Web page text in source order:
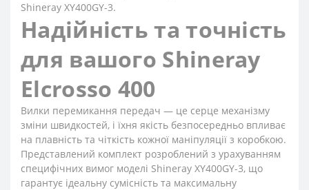
Shineray XY400GY-3.
Надійність та точність
для вашого Shineray
Elcrosso 400
Вилки перемикання передач — це серце механізму
зміни швидкостей, і їхня якість безпосередньо впливає
на плавність та чіткість кожної маніпуляції з коробкою.
Представлений комплект розроблений з урахуванням
специфічних вимог моделі Shineray XY400GY-3, що
гарантує ідеальну сумісність та максимальну